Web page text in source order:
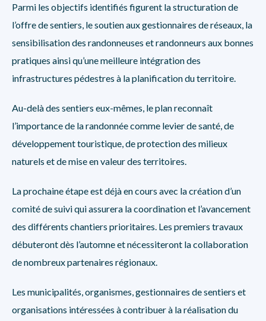
Parmi les objectifs identifiés figurent la structuration de
l’offre de sentiers, le soutien aux gestionnaires de réseaux, la
sensibilisation des randonneuses et randonneurs aux bonnes
pratiques ainsi qu’une meilleure intégration des
infrastructures pédestres à la planification du territoire.
Au-delà des sentiers eux-mêmes, le plan reconnaît
l’importance de la randonnée comme levier de santé, de
développement touristique, de protection des milieux
naturels et de mise en valeur des territoires.
La prochaine étape est déjà en cours avec la création d’un
comité de suivi qui assurera la coordination et l’avancement
des différents chantiers prioritaires. Les premiers travaux
débuteront dès l’automne et nécessiteront la collaboration
de nombreux partenaires régionaux.
Les municipalités, organismes, gestionnaires de sentiers et
organisations intéressées à contribuer à la réalisation du